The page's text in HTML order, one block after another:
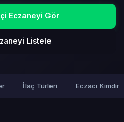
Eczaneyi Gör
Listele
İlaç Türleri Eczacı Kimdir